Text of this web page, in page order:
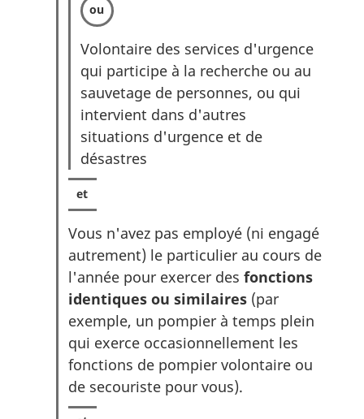
Volontaire des services d'urgence
qui participe à la recherche ou au
sauvetage de personnes, ou qui
intervient dans d'autres
situations d'urgence et de
désastres
Vous n'avez pas employé (ni engagé
autrement) le particulier au cours de
l'année pour exercer des fonctions
identiques ou similaires (par
exemple, un pompier à temps plein
qui exerce occasionnellement les
fonctions de pompier volontaire ou
de secouriste pour vous).